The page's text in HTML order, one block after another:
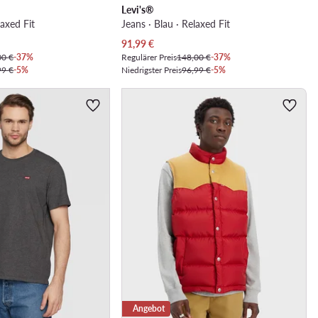
Fit
€-37%
€-5%
Levi's®
Jeans · Blau · Relaxed Fit
Aktueller Preis
91,99€
Regulärer Preis148,00 €-37%
Niedrigster Preis96,99 €-5%
Angebot